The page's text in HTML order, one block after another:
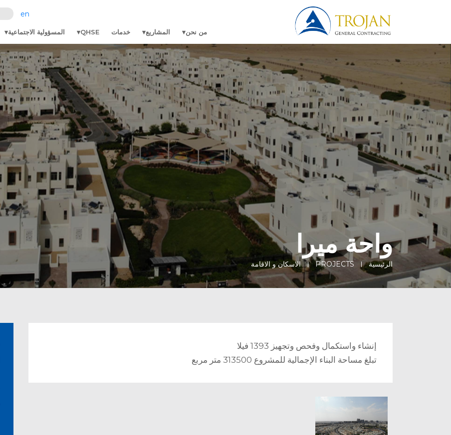
en
من نحن المشاريع خدمات QHSE المسؤولية الاجتماعية
واحة ميرا
الرئيسية PROJECTS الاسكان و الاقامة
إنشاء واستكمال وفحص وتجهيز 1393 فيلا
تبلغ مساحة البناء الإجمالية للمشروع 313500 متر مربع